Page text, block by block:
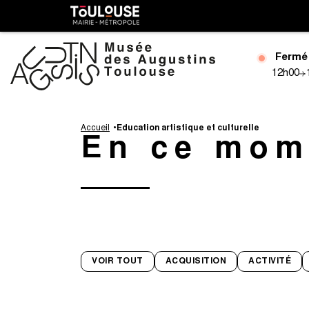
Gestion de vos préférences sur les cookies
au
contenu
Toulouse
métropole
12h00
Accueil Education artistique et culturelle
En ce
VOIR TOUT ACQUISITION ACTIVITÉ